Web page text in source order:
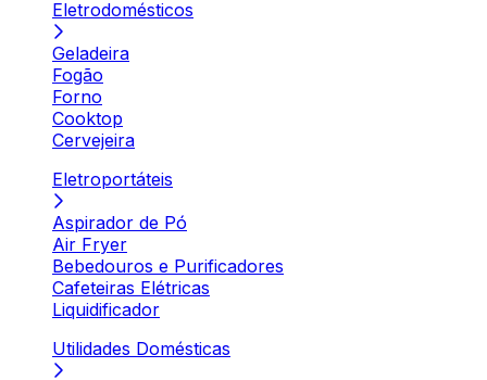
Eletrodomésticos
Geladeira
Fogão
Forno
Cooktop
Cervejeira
Eletroportáteis
Aspirador de Pó
Air Fryer
Bebedouros e Purificadores
Cafeteiras Elétricas
Liquidificador
Utilidades Domésticas